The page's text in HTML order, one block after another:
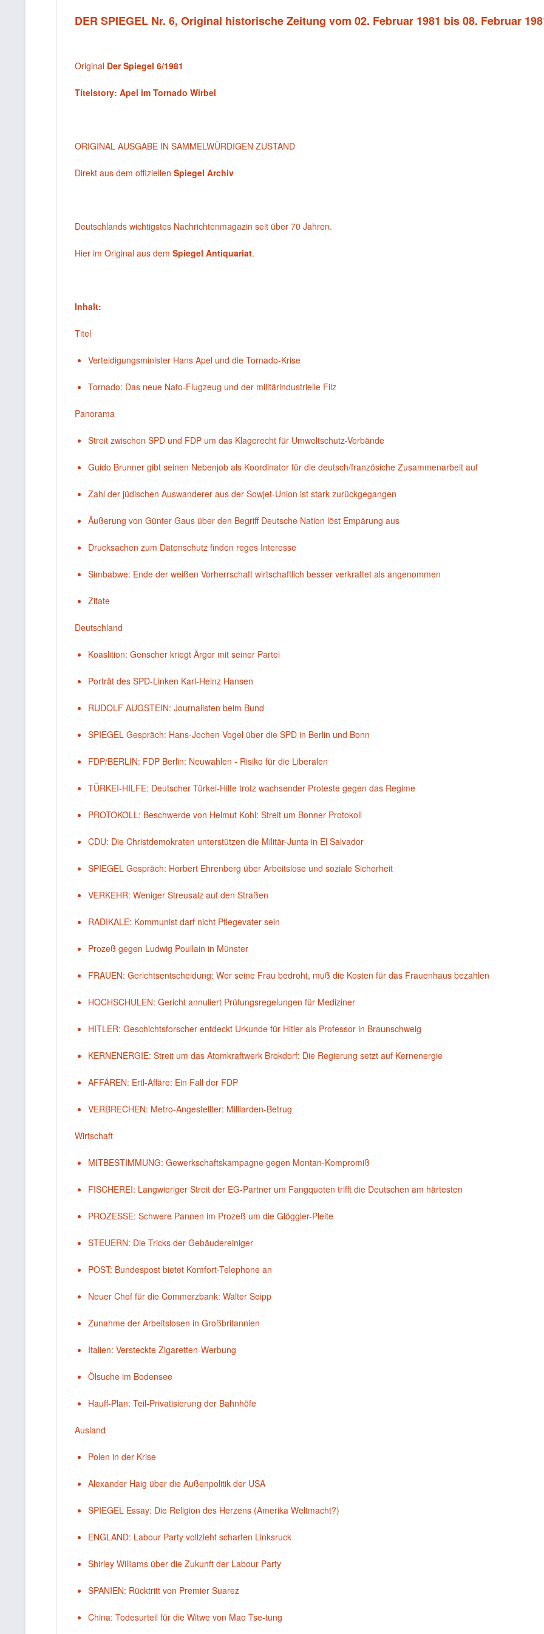
DER SPIEGEL Nr. 6, Original historische Zeitung vom 02. Februar 1981 bis 08. Februar
Original Der Spiegel 6/1981
Titelstory: Apel im Tornado Wirbel
ORIGINAL AUSGABE IN SAMMELWÜRDIGEN ZUSTAND
Direkt aus dem offiziellen Spiegel Archiv
Deutschlands wichtigstes Nachrichtenmagazin seit über 70 Jahren.
Hier im Original aus dem Spiegel Antiquariat.
Inhalt:
Titel
Verteidigungsminister Hans Apel und die Tornado-Krise
Tornado: Das neue Nato-Flugzeug und der militärindustrielle Filz
Panorama
Streit zwischen SPD und FDP um das Klagerecht für Umweltschutz-Verbände
Guido Brunner gibt seinen Nebenjob als Koordinator für die deutsch/französiche Zusammenarbeit auf
Zahl der jüdischen Auswanderer aus der Sowjet-Union ist stark zurückgegangen
Äußerung von Günter Gaus über den Begriff Deutsche Nation löst Empärung aus
Drucksachen zum Datenschutz finden reges Interesse
Simbabwe: Ende der weißen Vorherrschaft wirtschaftlich besser verkraftet als angenommen
Zitate
Deutschland
Koaslition: Genscher kriegt Ärger mit seiner Partei
Porträt des SPD-Linken Karl-Heinz Hansen
RUDOLF AUGSTEIN: Journalisten beim Bund
SPIEGEL Gespräch: Hans-Jochen Vogel über die SPD in Berlin und Bonn
FDP/BERLIN: FDP Berlin: Neuwahlen - Risiko für die Liberalen
TÜRKEI-HILFE: Deutscher Türkei-Hilfe trotz wachsender Proteste gegen das Regime
PROTOKOLL: Beschwerde von Helmut Kohl: Streit um Bonner Protokoll
CDU: Die Christdemokraten unterstützen die Militär-Junta in El Salvador
SPIEGEL Gespräch: Herbert Ehrenberg über Arbeitslose und soziale Sicherheit
VERKEHR: Weniger Streusalz auf den Straßen
RADIKALE: Kommunist darf nicht Pflegevater sein
Prozeß gegen Ludwig Poullain in Münster
FRAUEN: Gerichtsentscheidung: Wer seine Frau bedroht, muß die Kosten für das Frauenhaus bezahlen
HOCHSCHULEN: Gericht annuliert Prüfungsregelungen für Mediziner
HITLER: Geschichtsforscher entdeckt Urkunde für Hitler als Professor in Braunschweig
KERNENERGIE: Streit um das Atomkraftwerk Brokdorf: Die Regierung setzt auf Kernenergie
AFFÄREN: Ertl-Affäre: Ein Fall der FDP
VERBRECHEN: Metro-Angestellter: Milliarden-Betrug
Wirtschaft
MITBESTIMMUNG: Gewerkschaftskampagne gegen Montan-Kompromiß
FISCHEREI: Langwieriger Streit der EG-Partner um Fangquoten trifft die Deutschen am härtesten
PROZESSE: Schwere Pannen im Prozeß um die Glöggler-Pleite
STEUERN: Die Tricks der Gebäudereiniger
POST: Bundespost bietet Komfort-Telephone an
Neuer Chef für die Commerzbank: Walter Seipp
Zunahme der Arbeitslosen in Großbritannien
Italien: Versteckte Zigaretten-Werbung
Ölsuche im Bodensee
Hauff-Plan: Teil-Privatisierung der Bahnhöfe
Ausland
Polen in der Krise
Alexander Haig über die Außenpolitik der USA
SPIEGEL Essay: Die Religion des Herzens (Amerika Weltmacht?)
ENGLAND: Labour Party vollzieht scharfen Linksruck
Shirley Williams über die Zukunft der Labour Party
SPANIEN: Rücktritt von Premier Suarez
China: Todesurteil für die Witwe von Mao Tse-tung